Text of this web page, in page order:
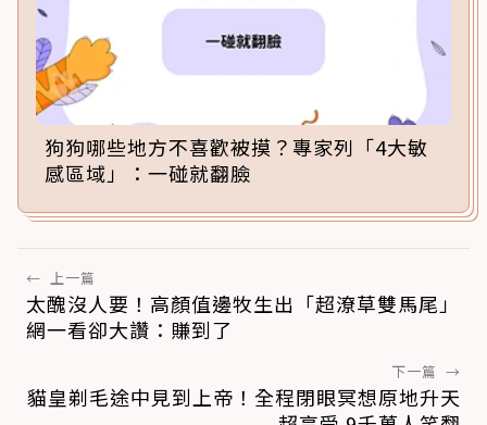
狗狗哪些地方不喜歡被摸？專家列「4大敏
感區域」：一碰就翻臉
← 上一篇
太醜沒人要！高顏值邊牧生出「超潦草雙馬尾」
網一看卻大讚：賺到了
下一篇 →
貓皇剃毛途中見到上帝！全程閉眼冥想原地升天